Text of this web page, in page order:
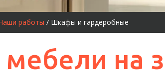
работы / Шкафы и гардеробные
на